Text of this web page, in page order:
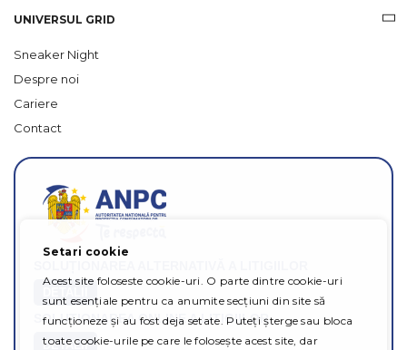
UNIVERSUL GRID
Sneaker Night
Despre noi
Cariere
Contact
SOLUȚIONAREA ONLINE A LITIGIILOR
DETALII
Setari cookie
Acest site foloseste cookie-uri. O parte dintre cookie-uri
sunt esențiale pentru ca anumite secțiuni din site să
funcționeze și au fost deja setate. Puteți șterge sau bloca
toate cookie-urile pe care le folosește acest site, dar